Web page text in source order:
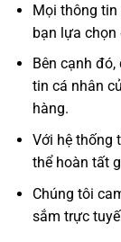
Mọi thông
bạn lựa
Bên cạnh
tin cá nhân
hàng.
Với hệ thống
thể hoàn tất
Chúng tôi
sắm trực